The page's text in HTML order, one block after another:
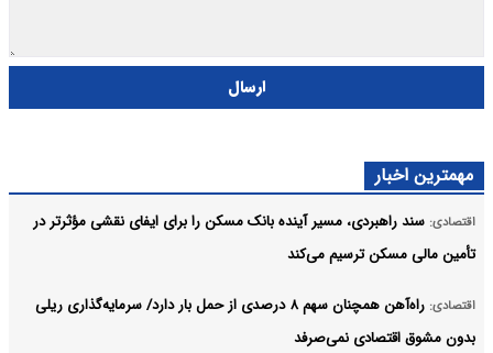
ارسال
مهمترین اخبار
اقتصادی: سند راهبردی، مسیر آینده بانک مسکن را برای ایفای نقشی مؤثرتر در
تأمین مالی مسکن ترسیم می‌کند
اقتصادی:
راه‌آهن همچنان سهم ۸ درصدی از حمل بار دارد/ سرمایه‌گذاری ریلی
بدون مشوق اقتصادی نمی‌صرفد